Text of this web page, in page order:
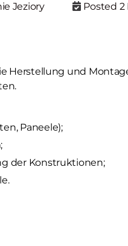
Jeziory Posted
Herstellung und
Paneele);
der Konstruktionen;